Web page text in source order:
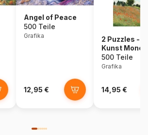
Angel of Peace
500 Teile
Grafika
12,95 €
2 Puzzles -
Kunst
Die Terrasse
Sainte-
1873
500 Teile
Grafika
14,95 €